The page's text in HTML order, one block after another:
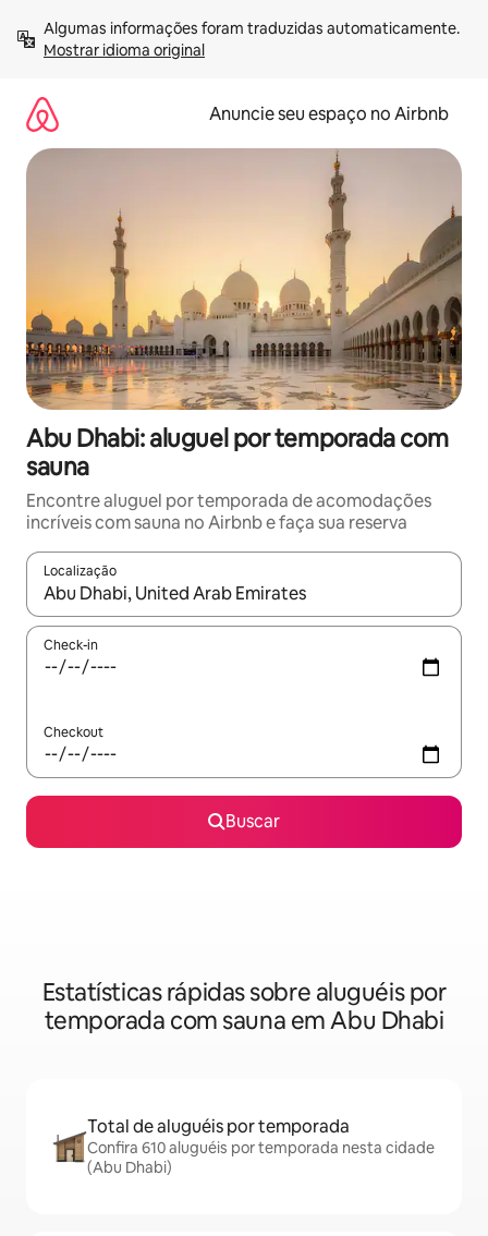
para
Mostrar idioma original
Anuncie seu espaço no Airbnb
Abu Dhabi: aluguel por temporada com
sauna
Encontre aluguel por temporada de acomodações
incríveis com sauna no Airbnb e faça sua reserva
Localização
Quando os resultados estiverem disponíveis, explore-os
Check-in
Checkout
Buscar
Estatísticas rápidas sobre aluguéis por
temporada com sauna em Abu Dhabi
Total de aluguéis por temporada
Confira 610 aluguéis por temporada nesta cidade
(Abu Dhabi)